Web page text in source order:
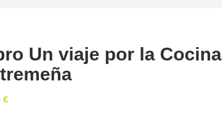
Un viaje por la Cocina
€